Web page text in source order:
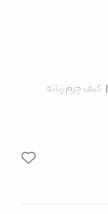
کیف چرم زنانه